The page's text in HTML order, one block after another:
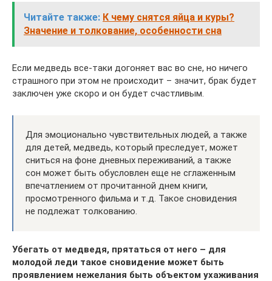
Читайте также: К чему снятся яйца и куры?
Значение и толкование, особенности сна
Если медведь все-таки догоняет вас во сне, но ничего
страшного при этом не происходит – значит, брак будет
заключен уже скоро и он будет счастливым.
Для эмоционально чувствительных людей, а также
для детей, медведь, который преследует, может
сниться на фоне дневных переживаний, а также
сон может быть обусловлен еще не сглаженным
впечатлением от прочитанной днем книги,
просмотренного фильма и т.д. Такое сновидения
не подлежат толкованию.
Убегать от медведя, прятаться от него – для
молодой леди такое сновидение может быть
проявлением нежелания быть объектом ухаживания